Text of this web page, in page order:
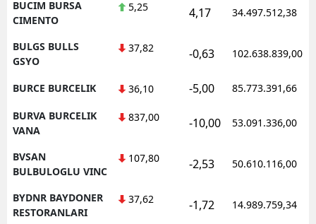
BUCIM BURSA
CIMENTO
5,25 4,17 34.497.512,38
BULGS BULLS
GSYO
37,82 -0,63 102.638.839,00
BURCE BURCELIK 36,10 -5,00 85.773.391,66
BURVA BURCELIK
VANA
837,00 -10,00 53.091.336,00
BVSAN
BULBULOGLU VINC
107,80 -2,53 50.610.116,00
BYDNR BAYDONER
RESTORANLARI
37,62 -1,72 14.989.759,34